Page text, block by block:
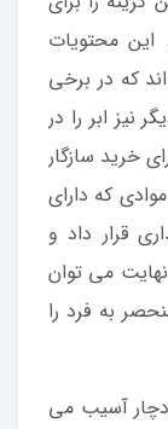
محتویات
که در برخی
نیز ابر را در
خرید سازگار
که دارای
قرار داد و
می توان
به فرد را
دچار آسیب می